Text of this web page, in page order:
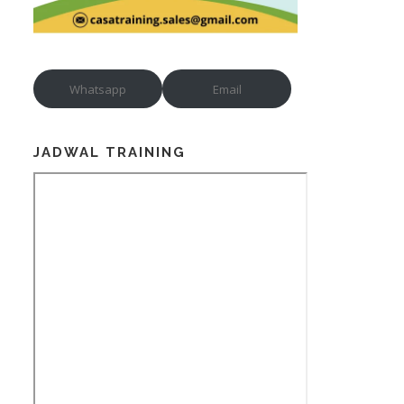
Whatsapp Email
JADWAL TRAINING